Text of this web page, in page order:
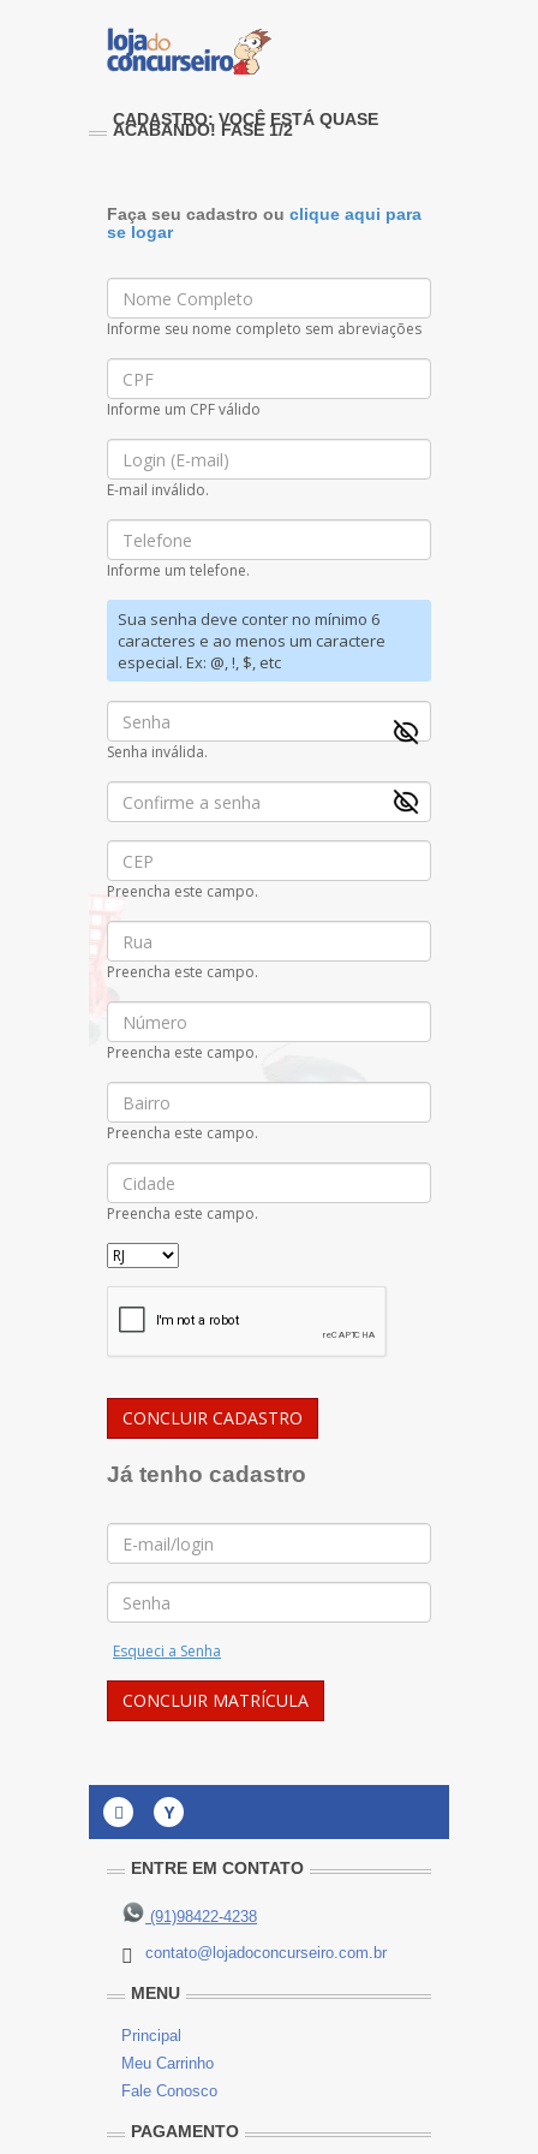
CADASTRO: VOCÊ ESTÁ QUASE
ACABANDO! FASE 1/2
Faça seu cadastro ou clique aqui para
se logar
Nome
Informe seu nome completo sem abreviações
CPF
Informe um CPF válido
E-
mail
E-mail inválido.
Telefone
Informe um telefone.
Sua senha deve conter no mínimo 6
caracteres e ao menos um caractere
especial. Ex: @, !, $, etc
Senha
Senha inválida.
Confirme
CEP
Preencha este campo.
Rua
Preencha este campo.
Número
Preencha este campo.
Bairro
Preencha este campo.
Cidade
Preencha este campo.
UF
CONCLUIR CADASTRO
Já tenho cadastro
E-
mail/Login
Senha
Esqueci a Senha
CONCLUIR MATRÍCULA
Y
ENTRE EM CONTATO
(91)98422-4238
contato@lojadoconcurseiro.com.br
MENU
Principal
Meu Carrinho
Fale Conosco
PAGAMENTO